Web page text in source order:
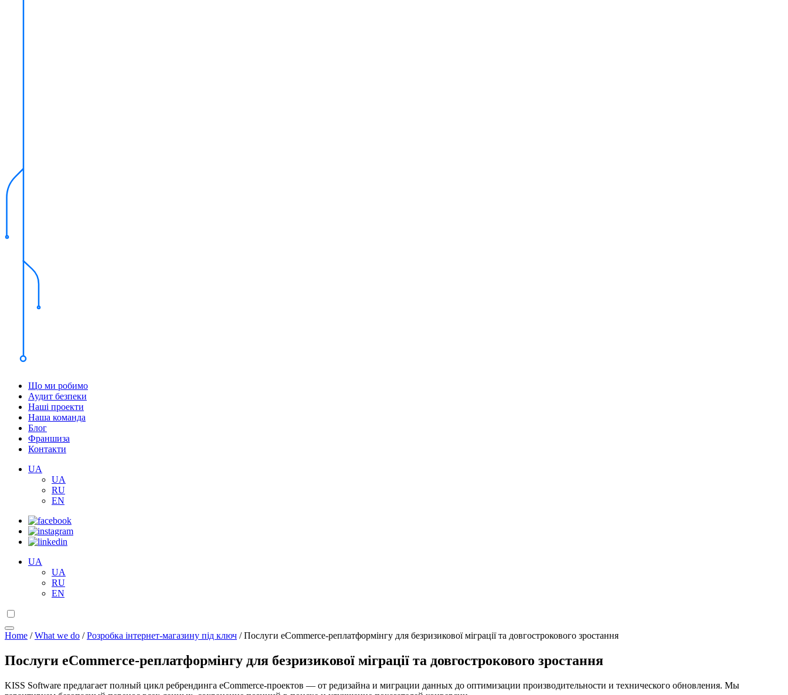
Що ми робимо
Аудит безпеки
Наші проекти
Наша команда
Блог
Франшиза
Контакти
UA
UA
RU
EN
UA
UA
RU
EN
Home /What we do /Розробка інтернет-магазину під ключ /Послуги eCommerce-реплатформінгу для безризикової міграції та довгострокового зростання
Послуги eCommerce-реплатформінгу для безризикової міграції та довгострокового зростання
KISS Software предлагает полный цикл ребрендинга eCommerce-проектов — от редизайна и миграции данных до оптимизации производительности и технического обновления. Мы